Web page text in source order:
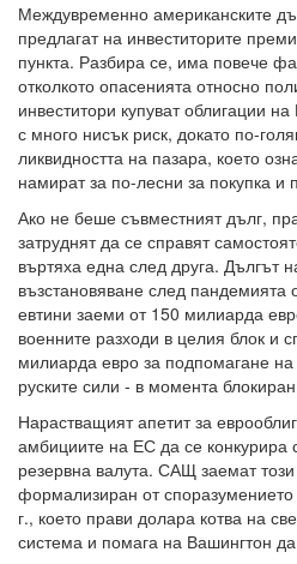
Междувременно американските
предлагат на инвеститорите
пункта. Разбира се, има повече
отколкото опасенията относно
инвеститори купуват облигации
с много нисък риск, докато по-
ликвидността на пазара, което
намират за по-лесни за покупка и
Ако не беше съвместният дълг,
затруднят да се справят
въртяха една след друга.
възстановяване след
евтини заеми от 150 милиарда
военните разходи в целия блок и
милиарда евро за подпомагане
руските сили - в момента
Нарастващият апетит за
амбициите на ЕС да се конкурира
резервна валута. САЩ заемат този
формализиран от
г., което прави долара котва на
система и помага на Вашингтон